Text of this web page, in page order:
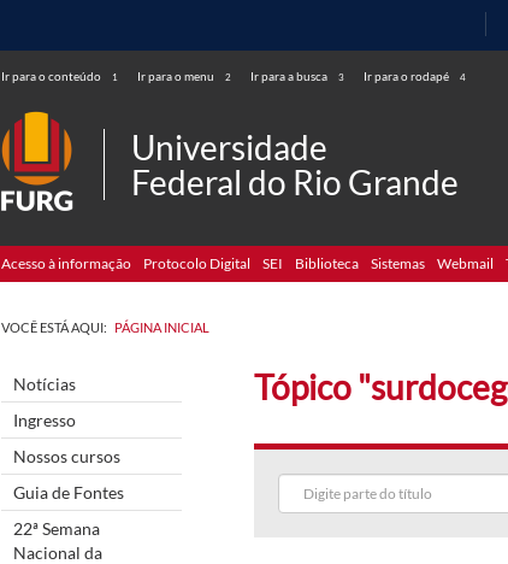
Ir para o conteúdo 1 Ir para o menu 2 Ir para a busca 3 Ir para o rodapé 4
Universidade
Federal do Rio Grande
Acesso à informação Protocolo Digital SEI Biblioteca Sistemas Webmail
VOCÊ ESTÁ AQUI: PÁGINA INICIAL
Notícias
Ingresso
Nossos cursos
Guia de Fontes
22ª Semana
Nacional da
Tópico